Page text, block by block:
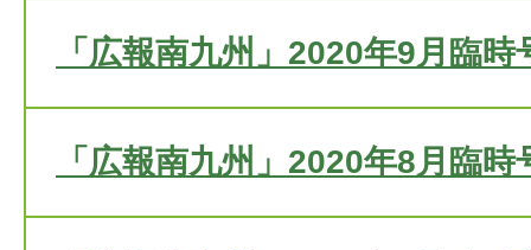
「広報南九州」2020年9月臨時
「広報南九州」2020年8月臨時